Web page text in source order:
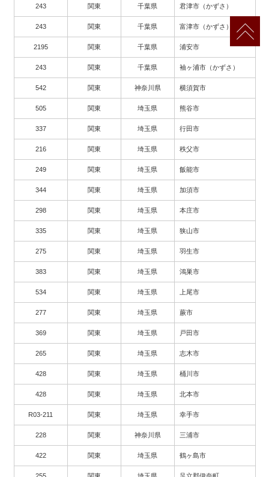
243 関東 千葉県 君津市（かずさ）
243 関東 千葉県 富津市（かずさ）
2195 関東 千葉県 浦安市
243 関東 千葉県 袖ヶ浦市（かずさ）
542 関東 神奈川県 横須賀市
505 関東 埼玉県 熊谷市
337 関東 埼玉県 行田市
216 関東 埼玉県 秩父市
249 関東 埼玉県 飯能市
344 関東 埼玉県 加須市
298 関東 埼玉県 本庄市
335 関東 埼玉県 狭山市
275 関東 埼玉県 羽生市
383 関東 埼玉県 鴻巣市
534 関東 埼玉県 上尾市
277 関東 埼玉県 蕨市
369 関東 埼玉県 戸田市
265 関東 埼玉県 志木市
428 関東 埼玉県 桶川市
428 関東 埼玉県 北本市
R03-211 関東 埼玉県 幸手市
228 関東 神奈川県 三浦市
422 関東 埼玉県 鶴ヶ島市